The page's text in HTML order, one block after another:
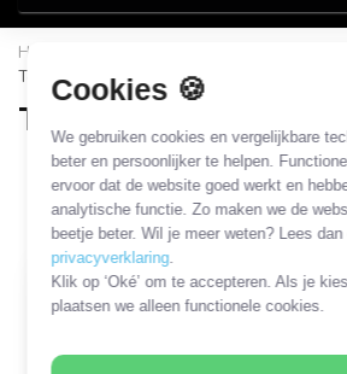
Cookies 🍪
We gebruiken cookies en vergelijkbare
beter en persoonlijker te helpen.
ervoor dat de website goed werkt en
analytische functie. Zo maken we de
beetje beter. Wil je meer weten? Lees
privacyverklaring.
Klik op ‘Oké’ om te accepteren. Als je
plaatsen we alleen functionele cookies.
Home
Toslink - Toslink
Toslink - Toslink
62 PRODUCTEN
Filters